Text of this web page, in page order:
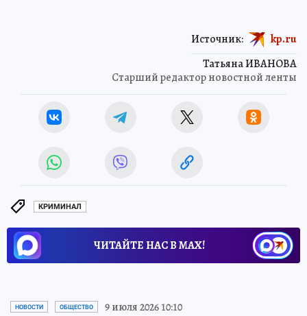
Татьяна ИВАНОВА
Старший редактор новостной ленты
Источник: kp.ru
КРИМИНАЛ
ЧИТАЙТЕ НАС В МАХ!
НОВОСТИ ОБЩЕСТВО 9 июля 2026 10:10